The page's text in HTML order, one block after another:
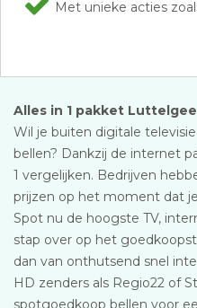
Met unieke acties
Alles in 1 pakket
Wil je buiten digitale
bellen? Dankzij de internet
1 vergelijken. Bedrijven
prijzen op het moment dat
Spot nu de hoogste TV,
stap over op het
dan van onthutsend snel
HD zenders als Regio22 of
spotgoedkoop bellen voor